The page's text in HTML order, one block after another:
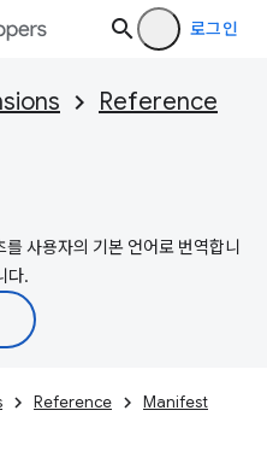
로그인
Reference
사용자의 기본 언어로 번역합니
다.
Reference Manifest